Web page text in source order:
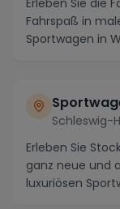
Erleben Sie die
Fahrspaß in
Sportwagen in
Schleswig-
Erleben Sie
ganz neue und
luxuriösen